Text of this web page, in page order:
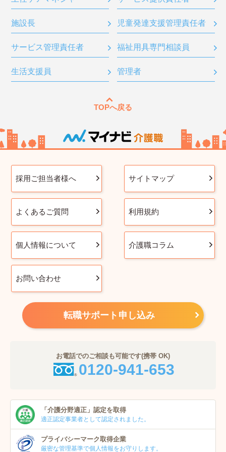
施設長 児童発達支援管理責任者
サービス管理責任者 福祉用具専門相談員
生活支援員 管理者
TOPへ戻る
採用ご担当者様へ サイトマップ
よくあるご質問 利用規約
個人情報について 介護職コラム
お問い合わせ
転職サポート申し込み
お電話でのご相談も可能です(携帯 OK)
0120-941-653
「介護分野適正」 認定を取得
適正認定事業者として認定されました。
プライバシーマーク取得企業
厳密な管理基準で個人情報をお守りします。